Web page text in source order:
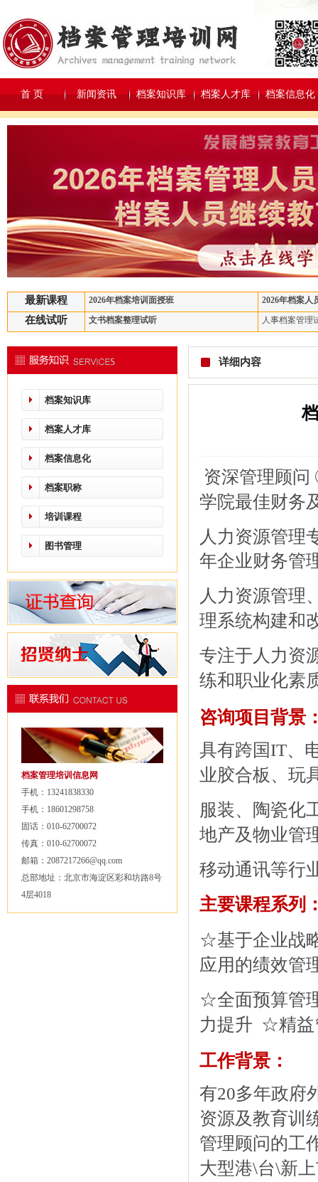
首 页 新闻资讯 档案知识库 档案人才库 档案信息化
最新课程 2026年档案培训面授班 2026年档案人
在线试听 文书档案整理试听 人事档案管理
档案知识库
档案人才库
档案信息化
档案职称
培训课程
图书管理
档案管理培训信息网
手机：13241838330
手机：18601298758
固话：010-62700072
传真：010-62700072
邮箱：2087217266@qq.com
总部地址：北京市海淀区彩和坊路8号
4层4018
详细内容
资深管理顾问
学院最佳财务
人力资源管理
年企业财务管
人力资源管理
理系统构建和
专注于人力资
练和职业化素
咨询项目背景
具有跨国IT、
业胶合板、玩
服装、陶瓷化
地产及物业管
移动通讯等行
主要课程系列
☆基于企业战
应用的绩效管
☆全面预算管
力提升 ☆精益
工作背景：
有20多年政府
资源及教育训
管理顾问的工
大型港\台\新